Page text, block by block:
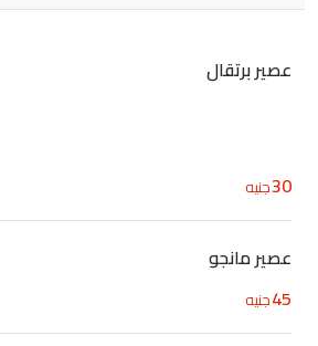
عصير برتقال
30جنيه
عصير مانجو
45جنيه